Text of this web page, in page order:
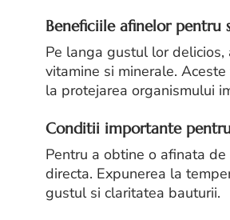
Beneficiile afinelor pentru
Pe langa gustul lor
vitamine si minerale.
la protejarea organismului
Conditii importante
Pentru a obtine o afinata
directa. Expunerea la
gustul si claritatea bauturii.